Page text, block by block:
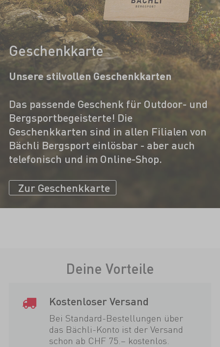
Geschenkkarte
Unsere stilvollen Geschenkkarten
Das passende Geschenk für Outdoor- und
Bergsportbegeisterte! Die
Geschenkkarten sind in allen Filialen von
Bächli Bergsport einlösbar - aber auch
telefonisch und im Online-Shop.
Zur Geschenkkarte
Deine Vorteile
Kostenloser Versand
Bei Standard-Bestellungen über
das Bächli-Konto ist der Versand
schon ab CHF 75.– kostenlos.